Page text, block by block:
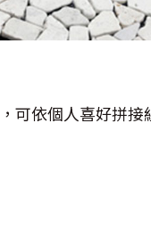
可依個人喜好拼接